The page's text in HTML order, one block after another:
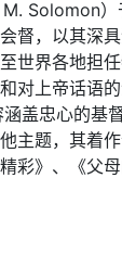
Solomon
督，以其深
世界各地担任
对上帝话语
盖忠心的基
主题，其着
彩》、《父